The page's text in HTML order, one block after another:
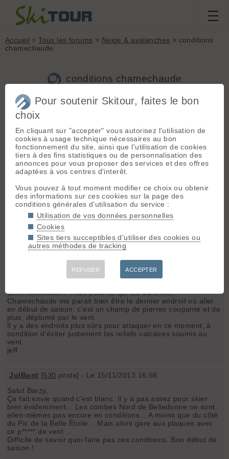
Accueil >Tous les forums > Neige & avalanches > conditions
chamechaude
conditions chamechaude
Nouveau sujet
B
barzy[35 posts] - Le 15/11/2013 15:09
Bonjour,
suite aux dernieres chutes de neige,je me demandais quelles
etaient les conditions sur la chartreuse et chamechaude?
Merci de vos témoignages
papaseb- Le 15/11/2013 15:18
En ski cailloux tout passe 🤢 🤢 🤭
etpaflechien - Le 15/11/2013 15:58
Excellent, un mètre de poudre.
- Le 15/11/2013 16:33
Belle motivation... mais pour ce qui est du choix,
Chamechaude me parait bien être le dernier endroit où aller
en début de saison: c'est un champ de pierres coupante et de
plus, déplumé par le vent.
Il y a des endroits plus sûrs pour attaquer en ce moment, à
condition d'éviter justement les reliefs calcaires soumis au
vent.
jeff
JulBont [530 posts] - Le 15/11/2013 16:58
Salut Barzy,
Ça fait envie quand c'est blanc. Il y a pas assez pour skier
bien évidemment... Les combes Nord de Belledonne ne sont
elles-mêmes pas encore en conditions... A moins que du côté
du Pic de la Belle Étoile... Mais alors gare aux plaques avec
ce p***** de vent ...
Difficile de savoir quoi faire pas ces conditions. Bon début de
saison !
Pour soutenir Skitour, faites le bon
choix
En cliquant sur "accepter" vous autorisez l'utilisation de
cookies à usage technique nécessaires au bon
fonctionnement du site, ainsi que l'utilisation de cookies
tiers à des fins statistiques ou de personnalisation des
annonces pour vous proposer des services et des offres
adaptées à vos centres d'interêt.
Vous pouvez à tout moment modifier ce choix ou obtenir
des informations sur ces cookies sur la page des
conditions générales d'utilisation du service :
Utilisation de vos données personnelles
Cookies
Sites tiers succeptibles d'utiliser des cookies ou
autres méthodes de tracking
REFUSER ACCEPTER